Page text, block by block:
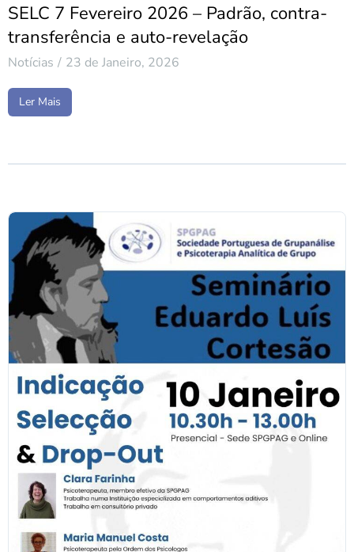
SELC 7 Fevereiro 2026 – Padrão, contra-
transferência e auto-revelação
Notícias 23 de Janeiro, 2026
Ler Mais